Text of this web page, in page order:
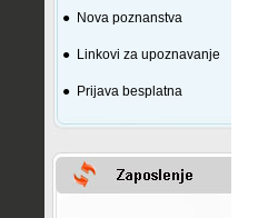
● Nova poznanstva
● Linkovi za upoznavanje
● Prijava besplatna